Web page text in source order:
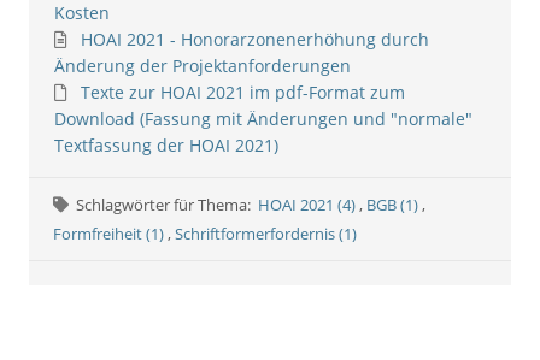
Kosten
HOAI 2021 - Honorarzonenerhöhung durch
Änderung der Projektanforderungen
Texte zur HOAI 2021 im pdf-Format zum
Download (Fassung mit Änderungen und "normale"
Textfassung der HOAI 2021)
Schlagwörter für Thema: HOAI 2021 (4), BGB (1),
Formfreiheit (1),Schriftformerfordernis (1)